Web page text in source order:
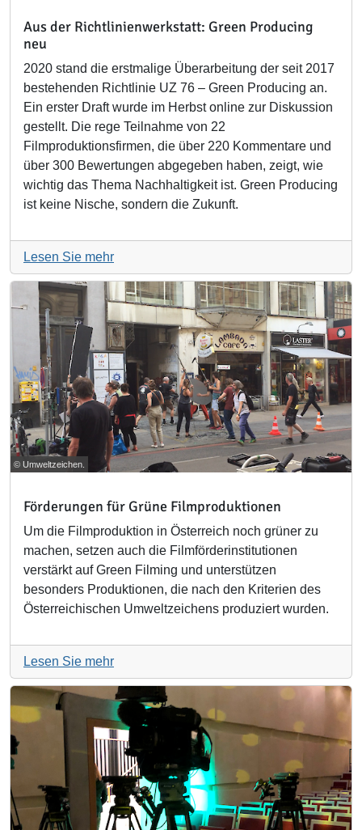
Aus der Richtlinienwerkstatt: Green Producing
neu
2020 stand die erstmalige Überarbeitung der seit 2017
bestehenden Richtlinie UZ 76 – Green Producing an.
Ein erster Draft wurde im Herbst online zur Diskussion
gestellt. Die rege Teilnahme von 22
Filmproduktionsfirmen, die über 220 Kommentare und
über 300 Bewertungen abgegeben haben, zeigt, wie
wichtig das Thema Nachhaltigkeit ist. Green Producing
ist keine Nische, sondern die Zukunft.
Lesen Sie mehr
© Umweltzeichen.
Förderungen für Grüne Filmproduktionen
Um die Filmproduktion in Österreich noch grüner zu
machen, setzen auch die Filmförderinstitutionen
verstärkt auf Green Filming und unterstützen
besonders Produktionen, die nach den Kriterien des
Österreichischen Umweltzeichens produziert wurden.
Lesen Sie mehr